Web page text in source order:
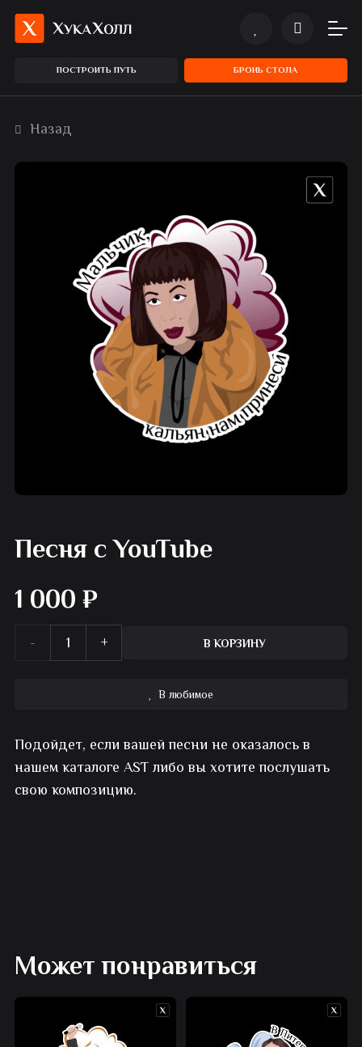
ПОСТРОИТЬ ПУТЬ БРОНЬ СТОЛА
Назад
Песня с YouTube
1 000 ₽
Количество
с
YouTube
В КОРЗИНУ
В любимое
Подойдет, если вашей песни не оказалось в
нашем каталоге AST либо вы хотите послушать
свою композицию.
Может понравиться